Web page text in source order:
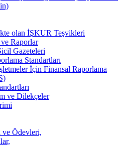
olan İŞKUR Teşvikleri
Raporlar
Gazeteleri
Standartları
İçin Finansal Raporlama
ve Dilekçeler
ve Ödevleri,